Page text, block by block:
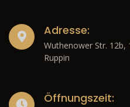
Adresse:
Wuthenower Str. 12b,
Ruppin
Öffnungszeit: